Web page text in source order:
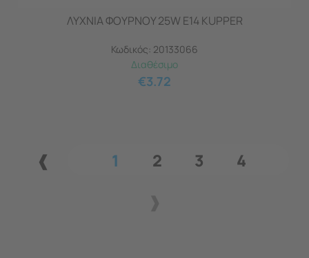
ΛΥΧΝΙΑ ΦΟΥΡΝΟΥ 25W E14 KUPPER
Κωδικός: 20133066
Διαθέσιμο
€3.72
1 2 3 4